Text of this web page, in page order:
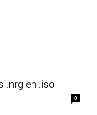
.nrg en .iso
0